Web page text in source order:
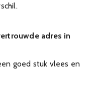
adres in
goed stuk vlees en